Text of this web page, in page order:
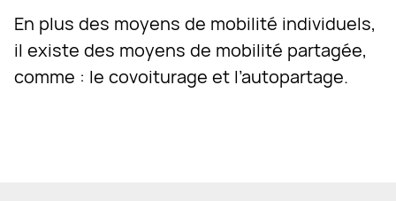
En plus des moyens de mobilité individuels,
il existe des moyens de mobilité partagée,
comme : le covoiturage et l’autopartage.